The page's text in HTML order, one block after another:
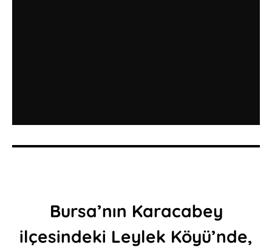
Bursa’nın Karacabey
ilçesindeki Leylek Köyü’nde,